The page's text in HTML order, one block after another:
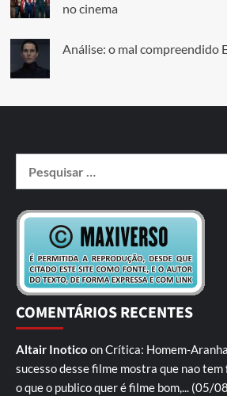
no cinema
Análise: o mal compreendido
COMENTÁRIOS RECENTES
Altair Inotico onCrítica: Homem-
sucesso desse filme mostra que nao
o que o publico quer é filme bom,... (05/